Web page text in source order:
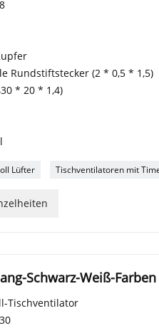
Rundstiftstecker (2 * 0,5 * 1,5)
* 20 * 1,4)
Lüfter Tischventilatoren mit
Schwarz-Weiß-
Tischventilator